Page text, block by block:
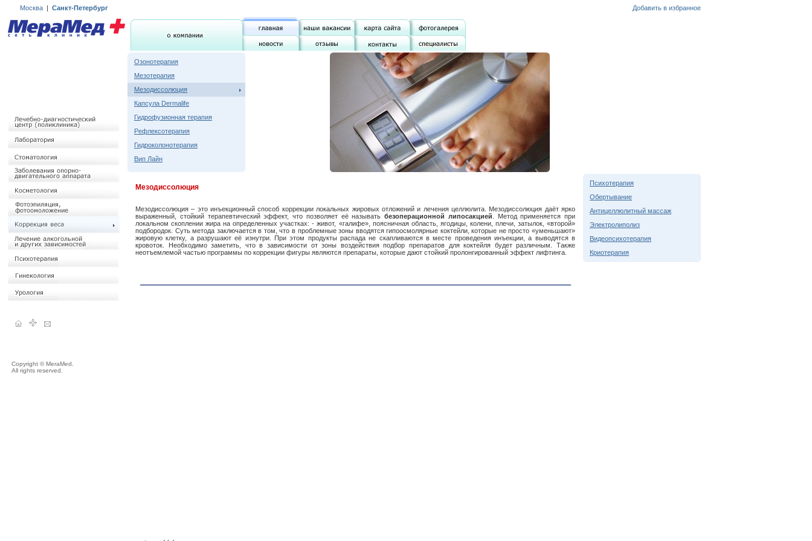
Москва| Санкт-Петербург
Copyright © MeraMed.
All rights reserved.
Добавить в избранное
Озонотерапия
Мезотерапия
Мезодиссолюция
Капсула Dermalife
Гидрофузионная терапия
Рефлексотерапия
Гидроколонотерапия
Вип Лайн
Мезодиссолюция
Мезодиссолюция – это инъекционный способ коррекции локальных жировых отложений и лечения целлюлита. Мезодиссолюция даёт ярко
выраженный, стойкий терапевтический эффект, что позволяет её называть безоперационной липосакцией . Метод применяется при
локальном скоплении жира на определенных участках: - живот, «галифе», поясничная область, ягодицы, колени, плечи, затылок, «второй»
подбородок. Суть метода заключается в том, что в проблемные зоны вводятся гипоосмолярные коктейли, которые не просто «уменьшают»
жировую клетку, а разрушают её изнутри. При этом продукты распада не скапливаются в месте проведения инъекции, а выводятся в
кровоток. Необходимо заметить, что в зависимости от зоны воздействия подбор препаратов для коктейля будет различным. Также
неотъемлемой частью программы по коррекции фигуры являются препараты, которые дают стойкий пролонгированный эффект лифтинга.
Психотерапия
Обертывание
Антицеллюлитный массаж
Электролиполиз
Видеопсихотерапия
Криотерапия